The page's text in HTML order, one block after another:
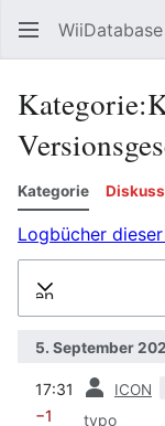
Kategorie
Logbücher
5. September
17:31 ICON
−1 typo